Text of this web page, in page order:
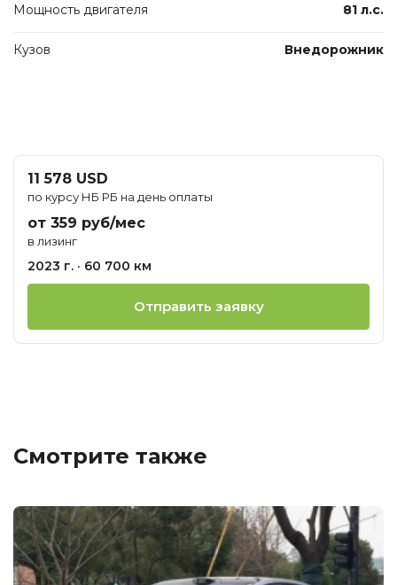
Мощность двигателя 81 л.с.
Кузов Внедорожник
11 578 USD
по курсу НБ РБ на день оплаты
от 359 руб/мес
в лизинг
2023 г. · 60 700 км
Отправить заявку
Смотрите также